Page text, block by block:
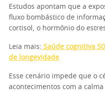
Estudos apontam que a
fluxo bombástico de
cortisol, o hormônio do
Leia mais: Saúde cognitiva
de longevidade
Esse cenário impede que o
acontecimentos com a